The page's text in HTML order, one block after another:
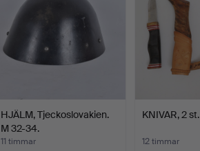
HJÄLM, Tjeckoslovakien.
M 32-34.
11 timmar
KNIVAR, 2 st.
12 timmar